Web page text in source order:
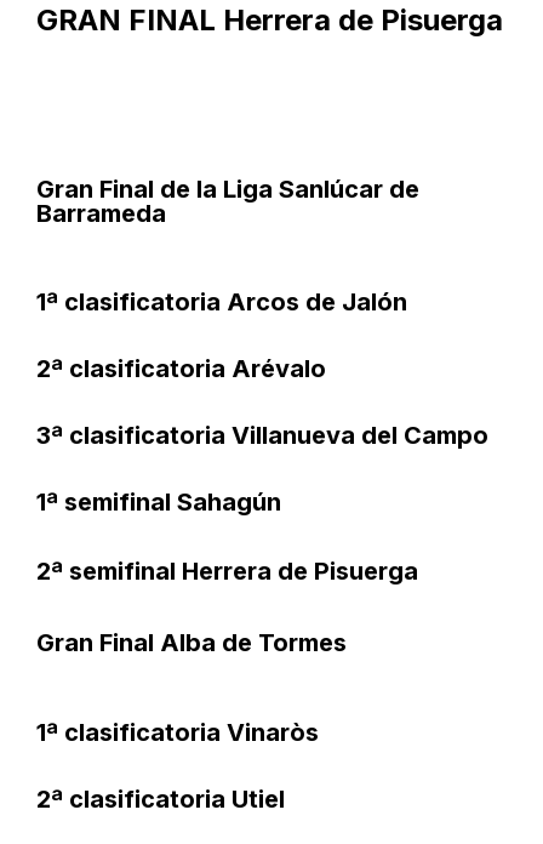
GRAN FINAL Herrera de Pisuerga
Gran Final de la Liga Sanlúcar de
Barrameda
1ª clasificatoria Arcos de Jalón
2ª clasificatoria Arévalo
3ª clasificatoria Villanueva del Campo
1ª semifinal Sahagún
2ª semifinal Herrera de Pisuerga
Gran Final Alba de Tormes
1ª clasificatoria Vinaròs
2ª clasificatoria Utiel​